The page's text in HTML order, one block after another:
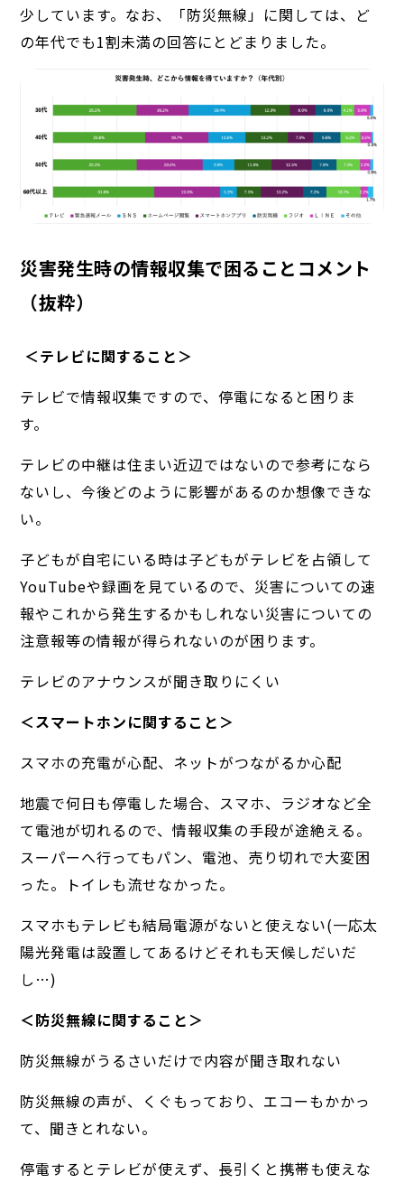
少しています。なお、「防災無線」に関しては、ど
の年代でも1割未満の回答にとどまりました。
災害発生時の情報収集で困ることコメント
（抜粋）
＜テレビに関すること＞
テレビで情報収集ですので、停電になると困りま
す。
テレビの中継は住まい近辺ではないので参考になら
ないし、今後どのように影響があるのか想像できな
い。
子どもが自宅にいる時は子どもがテレビを占領して
YouTubeや録画を見ているので、災害についての速
報やこれから発生するかもしれない災害についての
注意報等の情報が得られないのが困ります。
テレビのアナウンスが聞き取りにくい
＜スマートホンに関すること＞
スマホの充電が心配、ネットがつながるか心配
地震で何日も停電した場合、スマホ、ラジオなど全
て電池が切れるので、情報収集の手段が途絶える。
スーパーへ行ってもパン、電池、売り切れで大変困
った。トイレも流せなかった。
スマホもテレビも結局電源がないと使えない(一応太
陽光発電は設置してあるけどそれも天候しだいだ
し…)
＜防災無線に関すること＞
防災無線がうるさいだけで内容が聞き取れない
防災無線の声が、くぐもっており、エコーもかかっ
て、聞きとれない。
停電するとテレビが使えず、長引くと携帯も使えな